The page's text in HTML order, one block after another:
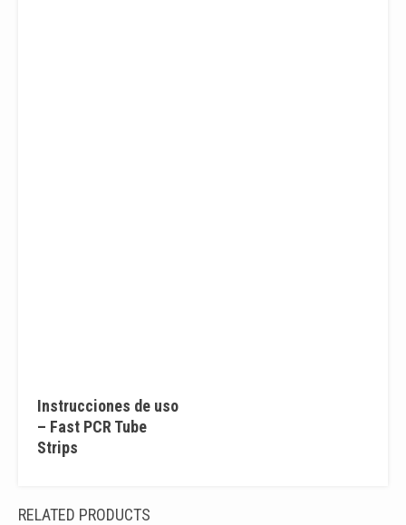
Instrucciones de uso
– Fast PCR Tube
Strips
RELATED PRODUCTS